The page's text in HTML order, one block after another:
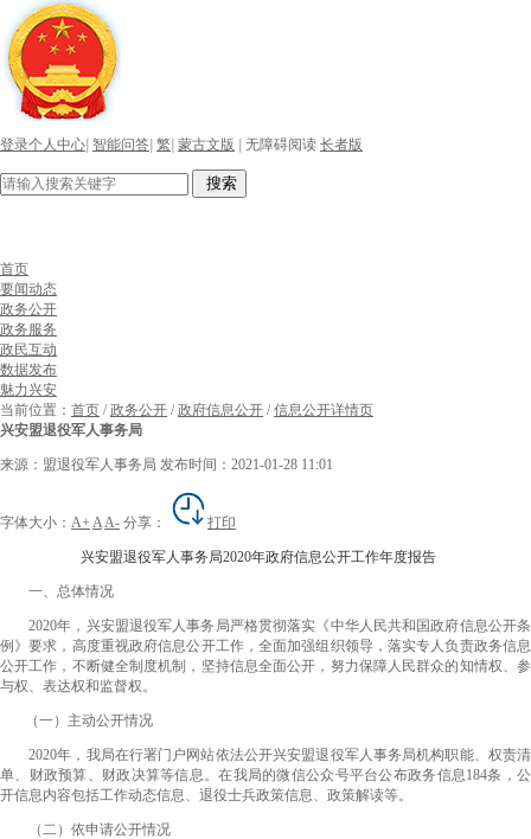
登录个人中心 智能问答 繁 蒙古文版 无障碍阅读 长者版
搜索
首页
要闻动态
政务公开
政务服务
政民互动
数据发布
魅力兴安
当前位置： 首页 /政务公开 /政府信息公开 /信息公开详情页
兴安盟退役军人事务局
来源：盟退役军人事务局 发布时间：2021-01-28 11:01
字体大小： A+ AA- 分享： 打印
兴安盟退役军人事务局2020年政府信息公开工作年度报告
一、总体情况
2020年，兴安盟退役军人事务局严格贯彻落实《中华人民共和国政府信息公开条
例》要求，高度重视政府信息公开工作，全面加强组织领导，落实专人负责政务信息
公开工作，不断健全制度机制，坚持信息全面公开，努力保障人民群众的知情权、参
与权、表达权和监督权。
（一）主动公开情况
2020年，我局在行署门户网站依法公开兴安盟退役军人事务局机构职能、权责清
单、财政预算、财政决算等信息。在我局的微信公众号平台公布政务信息184条，公
开信息内容包括工作动态信息、退役士兵政策信息、政策解读等。
（二）依申请公开情况